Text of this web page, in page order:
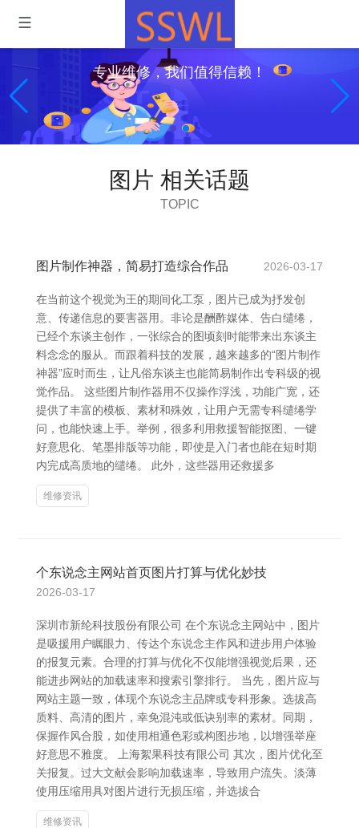
专业维修，我们值得信赖！
图片 相关话题
TOPIC
图片制作神器，简易打造综合作品 2026-03-17
在当前这个视觉为王的期间化工泵，图片已成为抒发创
意、传递信息的要害器用。非论是酬酢媒体、告白缱绻，
已经个东谈主创作，一张综合的图顷刻时能带来出东谈主
料念念的服从。而跟着科技的发展，越来越多的“图片制作
神器”应时而生，让凡俗东谈主也能简易制作出专科级的视
觉作品。 这些图片制作器用不仅操作浮浅，功能广宽，还
提供了丰富的模板、素材和殊效，让用户无需专科缱绻学
问，也能快速上手。举例，很多利用救援智能抠图、一键
好意思化、笔墨排版等功能，即使是入门者也能在短时期
内完成高质地的缱绻。 此外，这些器用还救援多
维修资讯
个东说念主网站首页图片打算与优化妙技
2026-03-17
深圳市新纶科技股份有限公司 在个东说念主网站中，图片
是吸援用户瞩眼力、传达个东说念主作风和进步用户体验
的报复元素。合理的打算与优化不仅能增强视觉后果，还
能进步网站的加载速率和搜索引擎排行。 当先，图片应与
网站主题一致，体现个东说念主品牌或专科形象。选拔高
质料、高清的图片，幸免混沌或低诀别率的素材。同期，
保握作风合股，如使用相通色彩或构图步地，以增强举座
好意思不雅度。 上海絮果科技有限公司 其次，图片优化至
关报复。过大文献会影响加载速率，导致用户流失。淡薄
使用压缩用具对图片进行无损压缩，并选拔合
维修资讯